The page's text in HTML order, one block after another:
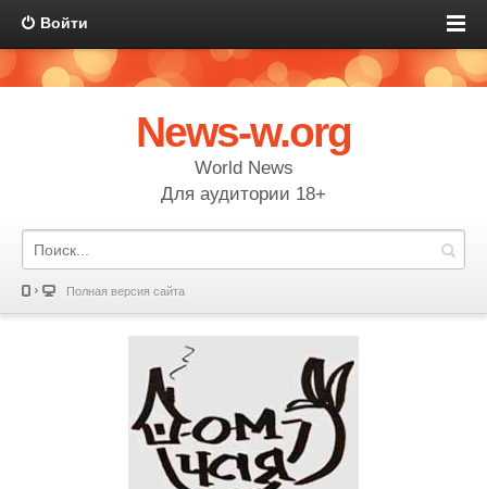
Войти
News-w.org
World News
Для аудитории 18+
Полная версия сайта